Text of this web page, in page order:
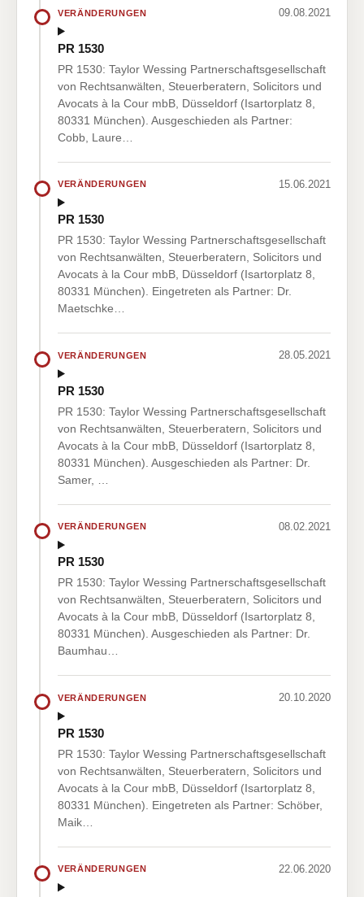
VERÄNDERUNGEN 09.08.2021
PR 1530
PR 1530: Taylor Wessing Partnerschaftsgesellschaft
von Rechtsanwälten, Steuerberatern, Solicitors und
Avocats à la Cour mbB, Düsseldorf (Isartorplatz 8,
80331 München). Ausgeschieden als Partner:
Cobb, Laure…
VERÄNDERUNGEN 15.06.2021
PR 1530
PR 1530: Taylor Wessing Partnerschaftsgesellschaft
von Rechtsanwälten, Steuerberatern, Solicitors und
Avocats à la Cour mbB, Düsseldorf (Isartorplatz 8,
80331 München). Eingetreten als Partner: Dr.
Maetschke…
VERÄNDERUNGEN 28.05.2021
PR 1530
PR 1530: Taylor Wessing Partnerschaftsgesellschaft
von Rechtsanwälten, Steuerberatern, Solicitors und
Avocats à la Cour mbB, Düsseldorf (Isartorplatz 8,
80331 München). Ausgeschieden als Partner: Dr.
Samer, …
VERÄNDERUNGEN 08.02.2021
PR 1530
PR 1530: Taylor Wessing Partnerschaftsgesellschaft
von Rechtsanwälten, Steuerberatern, Solicitors und
Avocats à la Cour mbB, Düsseldorf (Isartorplatz 8,
80331 München). Ausgeschieden als Partner: Dr.
Baumhau…
VERÄNDERUNGEN 20.10.2020
PR 1530
PR 1530: Taylor Wessing Partnerschaftsgesellschaft
von Rechtsanwälten, Steuerberatern, Solicitors und
Avocats à la Cour mbB, Düsseldorf (Isartorplatz 8,
80331 München). Eingetreten als Partner: Schöber,
Maik…
VERÄNDERUNGEN 22.06.2020